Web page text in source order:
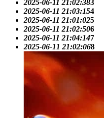
2025-06-11 21:02:383
2025-06-11 21:03:154
2025-06-11 21:01:025
2025-06-11 21:02:506
2025-06-11 21:04:147
2025-06-11 21:02:068